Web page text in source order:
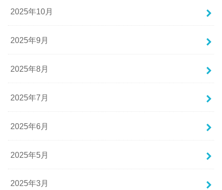
2025年10月
2025年9月
2025年8月
2025年7月
2025年6月
2025年5月
2025年3月